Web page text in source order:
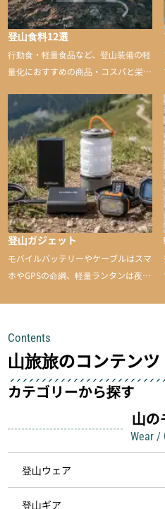
登山食料12選
行動食・軽量食品など、登山装備の軽
量化におすすめの商品・コスパと栄養
登山ガジェット
モバイルバッテリーやケーブルはスマ
ホやGPSの命綱、軽量ランタンは夜間
して安全にしてくれます
Contents
山旅旅のコンテンツ
カテゴリーから探す
山の
Wear /
登山ウェア
登山ギア